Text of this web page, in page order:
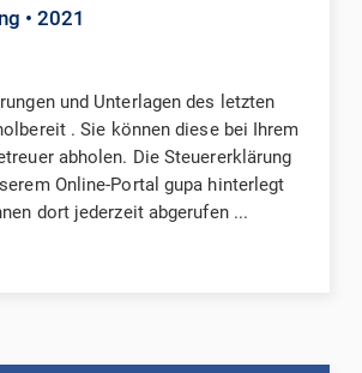
• 2021
und Unterlagen des letzten
. Sie können diese bei Ihrem
abholen. Die Steuererklärung
Online-Portal gupa hinterlegt
dort jederzeit abgerufen ...